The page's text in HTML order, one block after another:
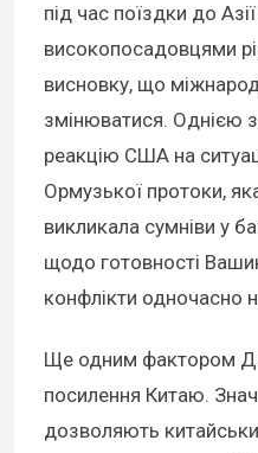
під час поїздки до
високопосадовцями
висновку, що
змінюватися. Однією
реакцію США на
Ормузької протоки,
викликала сумніви у
щодо готовності
конфлікти одночасно
Ще одним фактором
посилення Китаю.
дозволяють